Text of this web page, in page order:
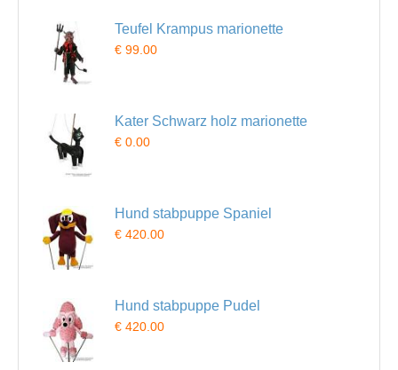
Teufel Krampus marionette
€ 99.00
Kater Schwarz holz marionette
€ 0.00
Hund stabpuppe Spaniel
€ 420.00
Hund stabpuppe Pudel
€ 420.00